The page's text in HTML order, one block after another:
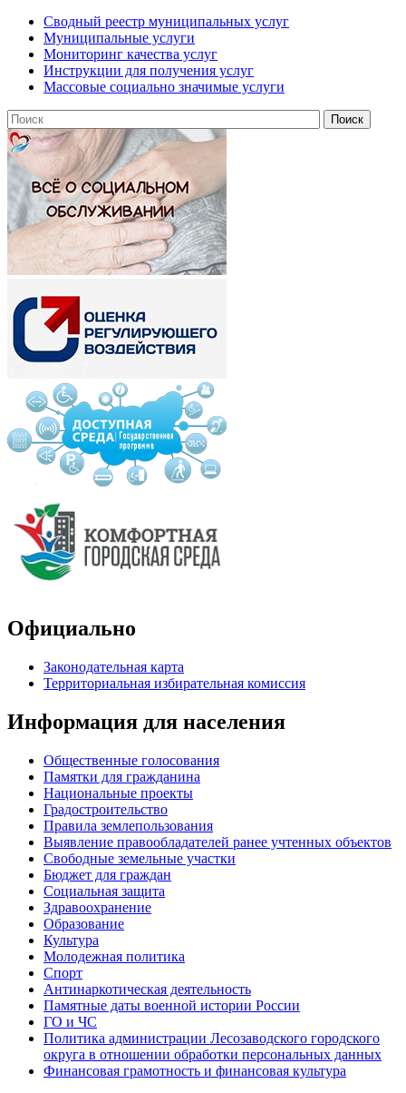
Сводный реестр муниципальных услуг
Муниципальные услуги
Мониторинг качества услуг
Инструкции для получения услуг
Массовые социально значимые услуги
Официально
Законодательная карта
Территориальная избирательная комиссия
Информация для населения
Общественные голосования
Памятки для гражданина
Национальные проекты
Градостроительство
Правила землепользования
Выявление правообладателей ранее учтенных объектов
Свободные земельные участки
Бюджет для граждан
Социальная защита
Здравоохранение
Образование
Культура
Молодежная политика
Спорт
Антинаркотическая деятельность
Памятные даты военной истории России
ГО и ЧС
Политика администрации Лесозаводского городского
округа в отношении обработки персональных данных
Финансовая грамотность и финансовая культура